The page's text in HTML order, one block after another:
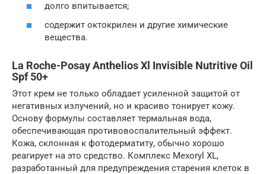
долго впитывается;
содержит октокрилен и другие химические
вещества.
La Roche-Posay Anthelios Xl Invisible Nutritive Oil
Spf 50+
Этот крем не только обладает усиленной защитой от
негативных излучений, но и красиво тонирует кожу.
Основу формулы составляет термальная вода,
обеспечивающая противовоспалительный эффект.
Кожа, склонная к фотодерматиту, обычно хорошо
реагирует на это средство. Комплекс Mexoryl XL,
разработанный для предупреждения старения клеток в